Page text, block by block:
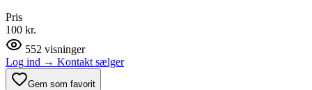
Pris
100 kr.
552 visninger
Log ind → Kontakt sælger
Gem som favorit